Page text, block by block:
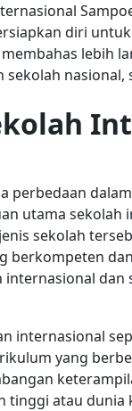
diri
lebih
perbedaan
utama sekolah
sekolah
berkompeten
dan
internasional
yang
tinggi atau dunia